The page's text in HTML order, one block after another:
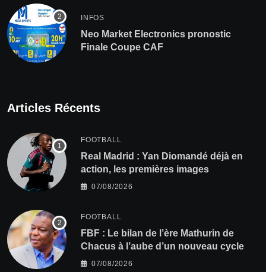
INFOS
Neo Market Electronics pronostic
Finale Coupe CAF
Articles Récents
FOOTBALL
Real Madrid : Yan Diomandé déjà en
action, les premières images
07/08/2026
FOOTBALL
FBF : Le bilan de l’ère Mathurin de
Chacus à l’aube d’un nouveau cycle
07/08/2026